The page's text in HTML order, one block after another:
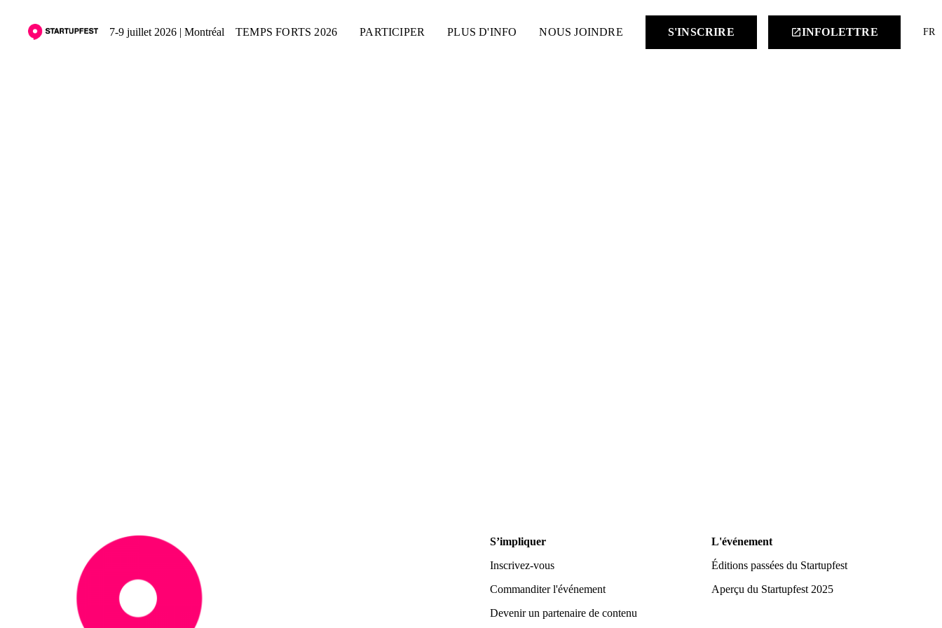
7-9 juillet 2026 | Montréal TEMPS FORTS 2026 PARTICIPER PLUS D'INFO NOUS JOINDRE S'INSCRIRE launchINFOLETTRE FR
S’impliquer
Inscrivez-vous
Commanditer l'événement
Devenir un partenaire de contenu
L'événement
Éditions passées du Startupfest
Aperçu du Startupfest 2025